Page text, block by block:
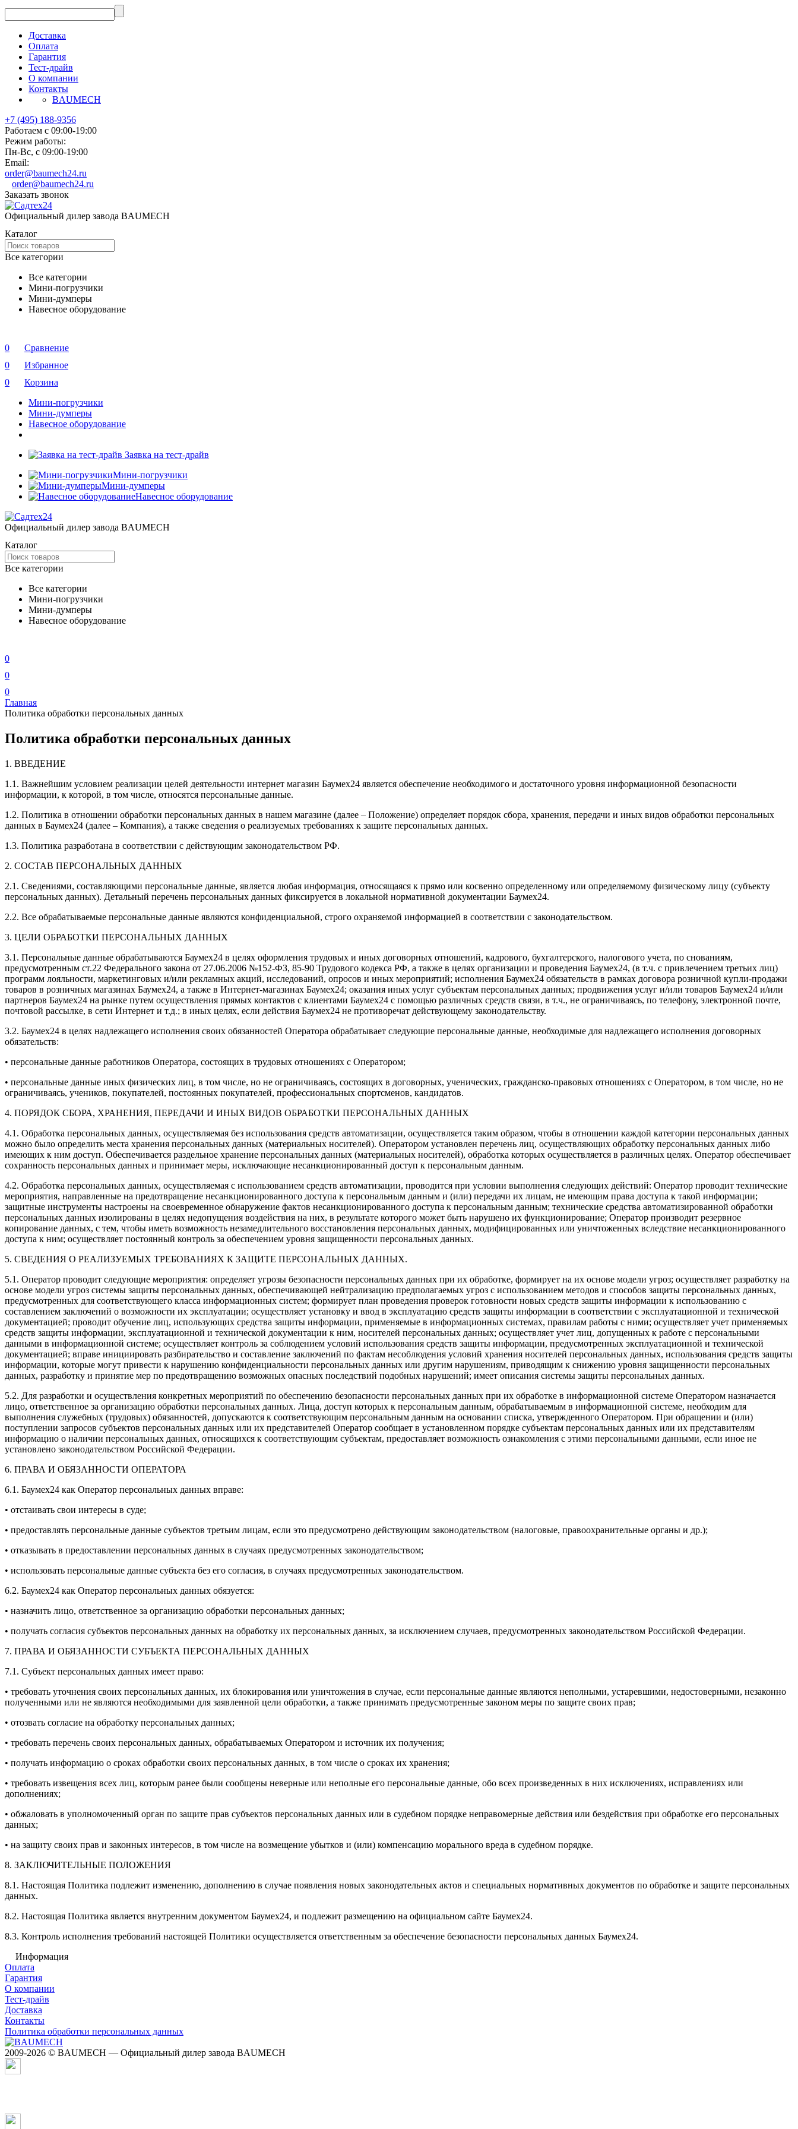
Доставка
Оплата
Гарантия
Тест-драйв
О компании
Контакты
BAUMECH
+7 (495) 188-9356
Работаем с 09:00-19:00
Режим работы:
Пн-Вс, с 09:00-19:00
Email:
order@baumech24.ru
order@baumech24.ru
Заказать звонок
Официальный дилер завода BAUMECH
Каталог
Все категории
Все категории
Мини-погрузчики
Мини-думперы
Навесное оборудование
0
Сравнение
0
Избранное
0
Корзина
Мини-погрузчики
Мини-думперы
Навесное оборудование
Заявка на тест-драйв
Мини-погрузчики
Мини-думперы
Навесное оборудование
Официальный дилер завода BAUMECH
Каталог
Все категории
Все категории
Мини-погрузчики
Мини-думперы
Навесное оборудование
0
0
0
Главная
Политика обработки персональных данных
Политика обработки персональных данных
1. ВВЕДЕНИЕ
1.1. Важнейшим условием реализации целей деятельности интернет магазин Баумех24 является обеспечение необходимого и достаточного уровня информационной безопасности
информации, к которой, в том числе, относятся персональные данные.
1.2. Политика в отношении обработки персональных данных в нашем магазине (далее – Положение) определяет порядок сбора, хранения, передачи и иных видов обработки персональных
данных в Баумех24 (далее – Компания), а также сведения о реализуемых требованиях к защите персональных данных.
1.3. Политика разработана в соответствии с действующим законодательством РФ.
2. СОСТАВ ПЕРСОНАЛЬНЫХ ДАННЫХ
2.1. Сведениями, составляющими персональные данные, является любая информация, относящаяся к прямо или косвенно определенному или определяемому физическому лицу (субъекту
персональных данных). Детальный перечень персональных данных фиксируется в локальной нормативной документации Баумех24.
2.2. Все обрабатываемые персональные данные являются конфиденциальной, строго охраняемой информацией в соответствии с законодательством.
3. ЦЕЛИ ОБРАБОТКИ ПЕРСОНАЛЬНЫХ ДАННЫХ
3.1. Персональные данные обрабатываются Баумех24 в целях оформления трудовых и иных договорных отношений, кадрового, бухгалтерского, налогового учета, по снованиям,
предусмотренным ст.22 Федерального закона от 27.06.2006 №152-ФЗ, 85-90 Трудового кодекса РФ, а также в целях организации и проведения Баумех24, (в т.ч. с привлечением третьих лиц)
программ лояльности, маркетинговых и/или рекламных акций, исследований, опросов и иных мероприятий; исполнения Баумех24 обязательств в рамках договора розничной купли-продажи
товаров в розничных магазинах Баумех24, а также в Интернет-магазинах Баумех24; оказания иных услуг субъектам персональных данных; продвижения услуг и/или товаров Баумех24 и/или
партнеров Баумех24 на рынке путем осуществления прямых контактов с клиентами Баумех24 с помощью различных средств связи, в т.ч., не ограничиваясь, по телефону, электронной почте,
почтовой рассылке, в сети Интернет и т.д.; в иных целях, если действия Баумех24 не противоречат действующему законодательству.
3.2. Баумех24 в целях надлежащего исполнения своих обязанностей Оператора обрабатывает следующие персональные данные, необходимые для надлежащего исполнения договорных
обязательств:
• персональные данные работников Оператора, состоящих в трудовых отношениях с Оператором;
• персональные данные иных физических лиц, в том числе, но не ограничиваясь, состоящих в договорных, ученических, гражданско-правовых отношениях с Оператором, в том числе, но не
ограничиваясь, учеников, покупателей, постоянных покупателей, профессиональных спортсменов, кандидатов.
4. ПОРЯДОК СБОРА, ХРАНЕНИЯ, ПЕРЕДАЧИ И ИНЫХ ВИДОВ ОБРАБОТКИ ПЕРСОНАЛЬНЫХ ДАННЫХ
4.1. Обработка персональных данных, осуществляемая без использования средств автоматизации, осуществляется таким образом, чтобы в отношении каждой категории персональных данных
можно было определить места хранения персональных данных (материальных носителей). Оператором установлен перечень лиц, осуществляющих обработку персональных данных либо
имеющих к ним доступ. Обеспечивается раздельное хранение персональных данных (материальных носителей), обработка которых осуществляется в различных целях. Оператор обеспечивает
сохранность персональных данных и принимает меры, исключающие несанкционированный доступ к персональным данным.
4.2. Обработка персональных данных, осуществляемая с использованием средств автоматизации, проводится при условии выполнения следующих действий: Оператор проводит технические
мероприятия, направленные на предотвращение несанкционированного доступа к персональным данным и (или) передачи их лицам, не имеющим права доступа к такой информации;
защитные инструменты настроены на своевременное обнаружение фактов несанкционированного доступа к персональным данным; технические средства автоматизированной обработки
персональных данных изолированы в целях недопущения воздействия на них, в результате которого может быть нарушено их функционирование; Оператор производит резервное
копирование данных, с тем, чтобы иметь возможность незамедлительного восстановления персональных данных, модифицированных или уничтоженных вследствие несанкционированного
доступа к ним; осуществляет постоянный контроль за обеспечением уровня защищенности персональных данных.
5. СВЕДЕНИЯ О РЕАЛИЗУЕМЫХ ТРЕБОВАНИЯХ К ЗАЩИТЕ ПЕРСОНАЛЬНЫХ ДАННЫХ.
5.1. Оператор проводит следующие мероприятия: определяет угрозы безопасности персональных данных при их обработке, формирует на их основе модели угроз; осуществляет разработку на
основе модели угроз системы защиты персональных данных, обеспечивающей нейтрализацию предполагаемых угроз с использованием методов и способов защиты персональных данных,
предусмотренных для соответствующего класса информационных систем; формирует план проведения проверок готовности новых средств защиты информации к использованию с
составлением заключений о возможности их эксплуатации; осуществляет установку и ввод в эксплуатацию средств защиты информации в соответствии с эксплуатационной и технической
документацией; проводит обучение лиц, использующих средства защиты информации, применяемые в информационных системах, правилам работы с ними; осуществляет учет применяемых
средств защиты информации, эксплуатационной и технической документации к ним, носителей персональных данных; осуществляет учет лиц, допущенных к работе с персональными
данными в информационной системе; осуществляет контроль за соблюдением условий использования средств защиты информации, предусмотренных эксплуатационной и технической
документацией; вправе инициировать разбирательство и составление заключений по фактам несоблюдения условий хранения носителей персональных данных, использования средств защиты
информации, которые могут привести к нарушению конфиденциальности персональных данных или другим нарушениям, приводящим к снижению уровня защищенности персональных
данных, разработку и принятие мер по предотвращению возможных опасных последствий подобных нарушений; имеет описания системы защиты персональных данных.
5.2. Для разработки и осуществления конкретных мероприятий по обеспечению безопасности персональных данных при их обработке в информационной системе Оператором назначается
лицо, ответственное за организацию обработки персональных данных. Лица, доступ которых к персональным данным, обрабатываемым в информационной системе, необходим для
выполнения служебных (трудовых) обязанностей, допускаются к соответствующим персональным данным на основании списка, утвержденного Оператором. При обращении и (или)
поступлении запросов субъектов персональных данных или их представителей Оператор сообщает в установленном порядке субъектам персональных данных или их представителям
информацию о наличии персональных данных, относящихся к соответствующим субъектам, предоставляет возможность ознакомления с этими персональными данными, если иное не
установлено законодательством Российской Федерации.
6. ПРАВА И ОБЯЗАННОСТИ ОПЕРАТОРА
6.1. Баумех24 как Оператор персональных данных вправе:
• отстаивать свои интересы в суде;
• предоставлять персональные данные субъектов третьим лицам, если это предусмотрено действующим законодательством (налоговые, правоохранительные органы и др.);
• отказывать в предоставлении персональных данных в случаях предусмотренных законодательством;
• использовать персональные данные субъекта без его согласия, в случаях предусмотренных законодательством.
6.2. Баумех24 как Оператор персональных данных обязуется:
• назначить лицо, ответственное за организацию обработки персональных данных;
• получать согласия субъектов персональных данных на обработку их персональных данных, за исключением случаев, предусмотренных законодательством Российской Федерации.
7. ПРАВА И ОБЯЗАННОСТИ СУБЪЕКТА ПЕРСОНАЛЬНЫХ ДАННЫХ
7.1. Субъект персональных данных имеет право:
• требовать уточнения своих персональных данных, их блокирования или уничтожения в случае, если персональные данные являются неполными, устаревшими, недостоверными, незаконно
полученными или не являются необходимыми для заявленной цели обработки, а также принимать предусмотренные законом меры по защите своих прав;
• отозвать согласие на обработку персональных данных;
• требовать перечень своих персональных данных, обрабатываемых Оператором и источник их получения;
• получать информацию о сроках обработки своих персональных данных, в том числе о сроках их хранения;
• требовать извещения всех лиц, которым ранее были сообщены неверные или неполные его персональные данные, обо всех произведенных в них исключениях, исправлениях или
дополнениях;
• обжаловать в уполномоченный орган по защите прав субъектов персональных данных или в судебном порядке неправомерные действия или бездействия при обработке его персональных
данных;
• на защиту своих прав и законных интересов, в том числе на возмещение убытков и (или) компенсацию морального вреда в судебном порядке.
8. ЗАКЛЮЧИТЕЛЬНЫЕ ПОЛОЖЕНИЯ
8.1. Настоящая Политика подлежит изменению, дополнению в случае появления новых законодательных актов и специальных нормативных документов по обработке и защите персональных
данных.
8.2. Настоящая Политика является внутренним документом Баумех24, и подлежит размещению на официальном сайте Баумех24.
8.3. Контроль исполнения требований настоящей Политики осуществляется ответственным за обеспечение безопасности персональных данных Баумех24.
Информация
Оплата
Гарантия
О компании
Тест-драйв
Доставка
Контакты
Политика обработки персональных данных
2009-2026 © BAUMECH — Официальный дилер завода BAUMECH